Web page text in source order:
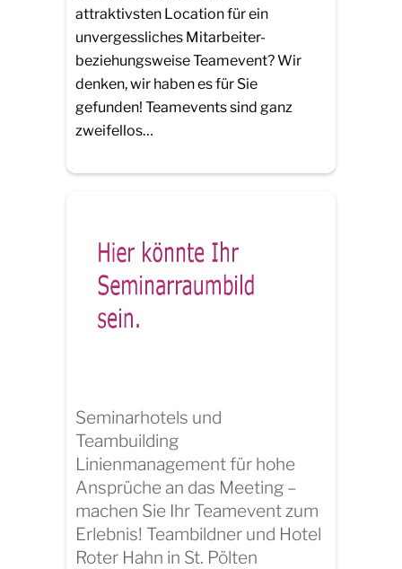
attraktivsten Location für ein
unvergessliches Mitarbeiter-
beziehungsweise Teamevent? Wir
denken, wir haben es für Sie
gefunden! Teamevents sind ganz
zweifellos…
Seminarhotels und
Teambuilding
Linienmanagement für hohe
Ansprüche an das Meeting –
machen Sie Ihr Teamevent zum
Erlebnis! Teambildner und Hotel
Roter Hahn in St. Pölten